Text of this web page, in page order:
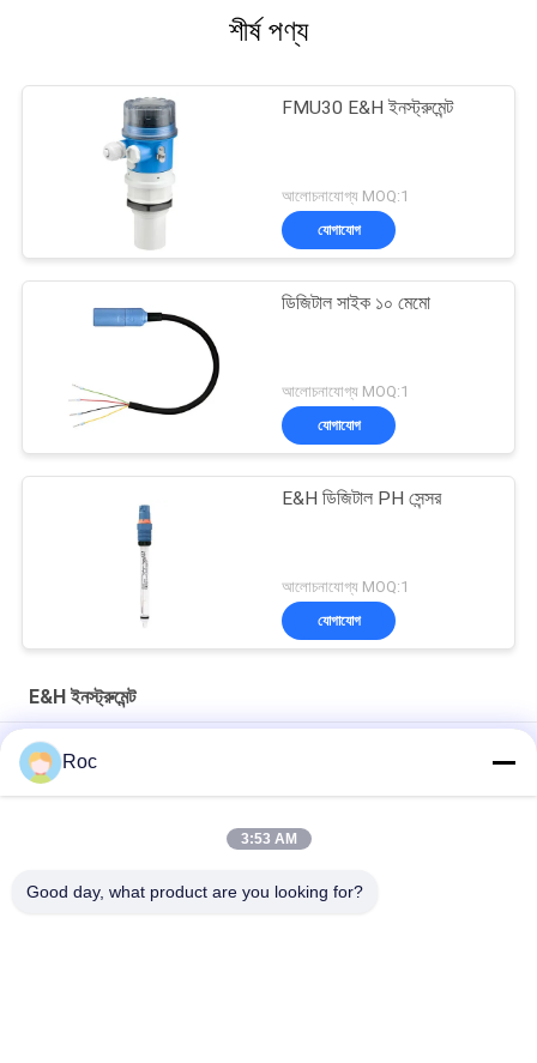
শীর্ষ পণ্য
FMU30 E&H ইনস্ট্রুমেন্ট
আলোচনাযোগ্য MOQ:1
যোগাযোগ
ডিজিটাল সাইক ১০ মেমো
আলোচনাযোগ্য MOQ:1
যোগাযোগ
E&H ডিজিটাল PH সেন্সর
আলোচনাযোগ্য MOQ:1
যোগাযোগ
E&H ইনস্ট্রুমেন্ট
CPS11E-AA7BAA2 E&H যন্ত্র ডিজিটাল PH সেন্সর মেমোসেন্স CPS11E
CPS11E AA7BTA2 ডিজিটাল পিএইচ সেন্সর মেমোসেন্স CPS11E বিপজ্জনক নয়
Roc
3:53 AM
Good day, what product are you looking for?